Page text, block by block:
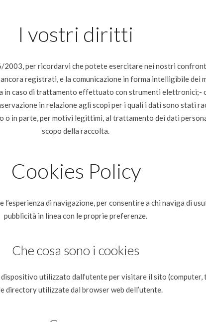
I vostri diritti
2003, per ricordarvi che potete esercitare nei nostri
registrati, e la comunicazione in forma intelligibile dei
caso di trattamento effettuato con strumenti elettronici;-
in relazione agli scopi per i quali i dati sono stati
in parte, per motivi legittimi, al trattamento dei dati
scopo della raccolta.
Cookies Policy
di navigazione, per consentire a chi naviga di
pubblicità in linea con le proprie preferenze.
Che cosa sono i cookies
utilizzato dall’utente per visitare il sito
directory utilizzate dal browser web dell’utente.